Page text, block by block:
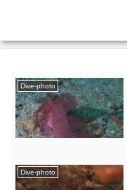
Dive-photo
Dive-photo